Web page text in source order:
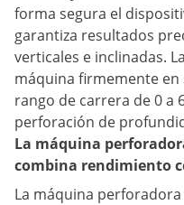
forma segura el
garantiza resultados
verticales e inclinadas.
máquina firmemente
rango de carrera de 0 a
perforación de
La máquina
combina rendimiento
La máquina